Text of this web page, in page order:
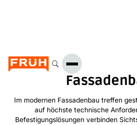
Im modernen Fassadenbau treffen
auf höchste technische
Befestigungslösungen verbinden